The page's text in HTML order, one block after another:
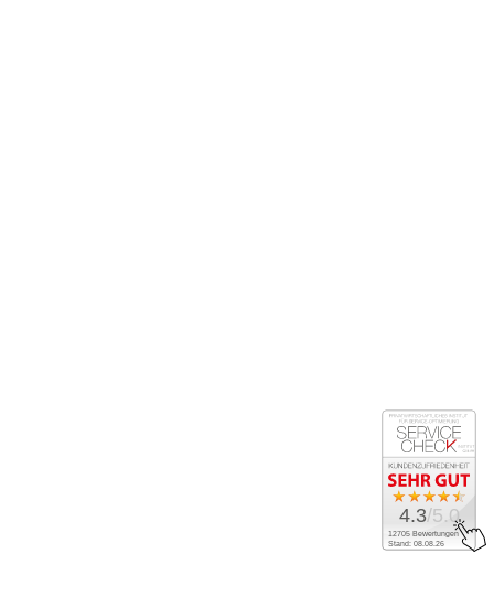
12705 Bewertungen
Stand: 08.08.26
4.3/5.0